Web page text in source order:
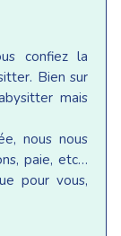
confiez la
Bien sur
mais
nous nous
paie, etc…
pour vous,